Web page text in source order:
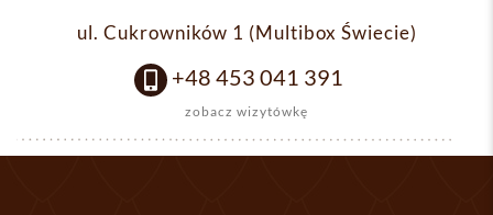
ul. Cukrowników 1 (Multibox Świecie)
+48 453 041 391
zobacz wizytówkę